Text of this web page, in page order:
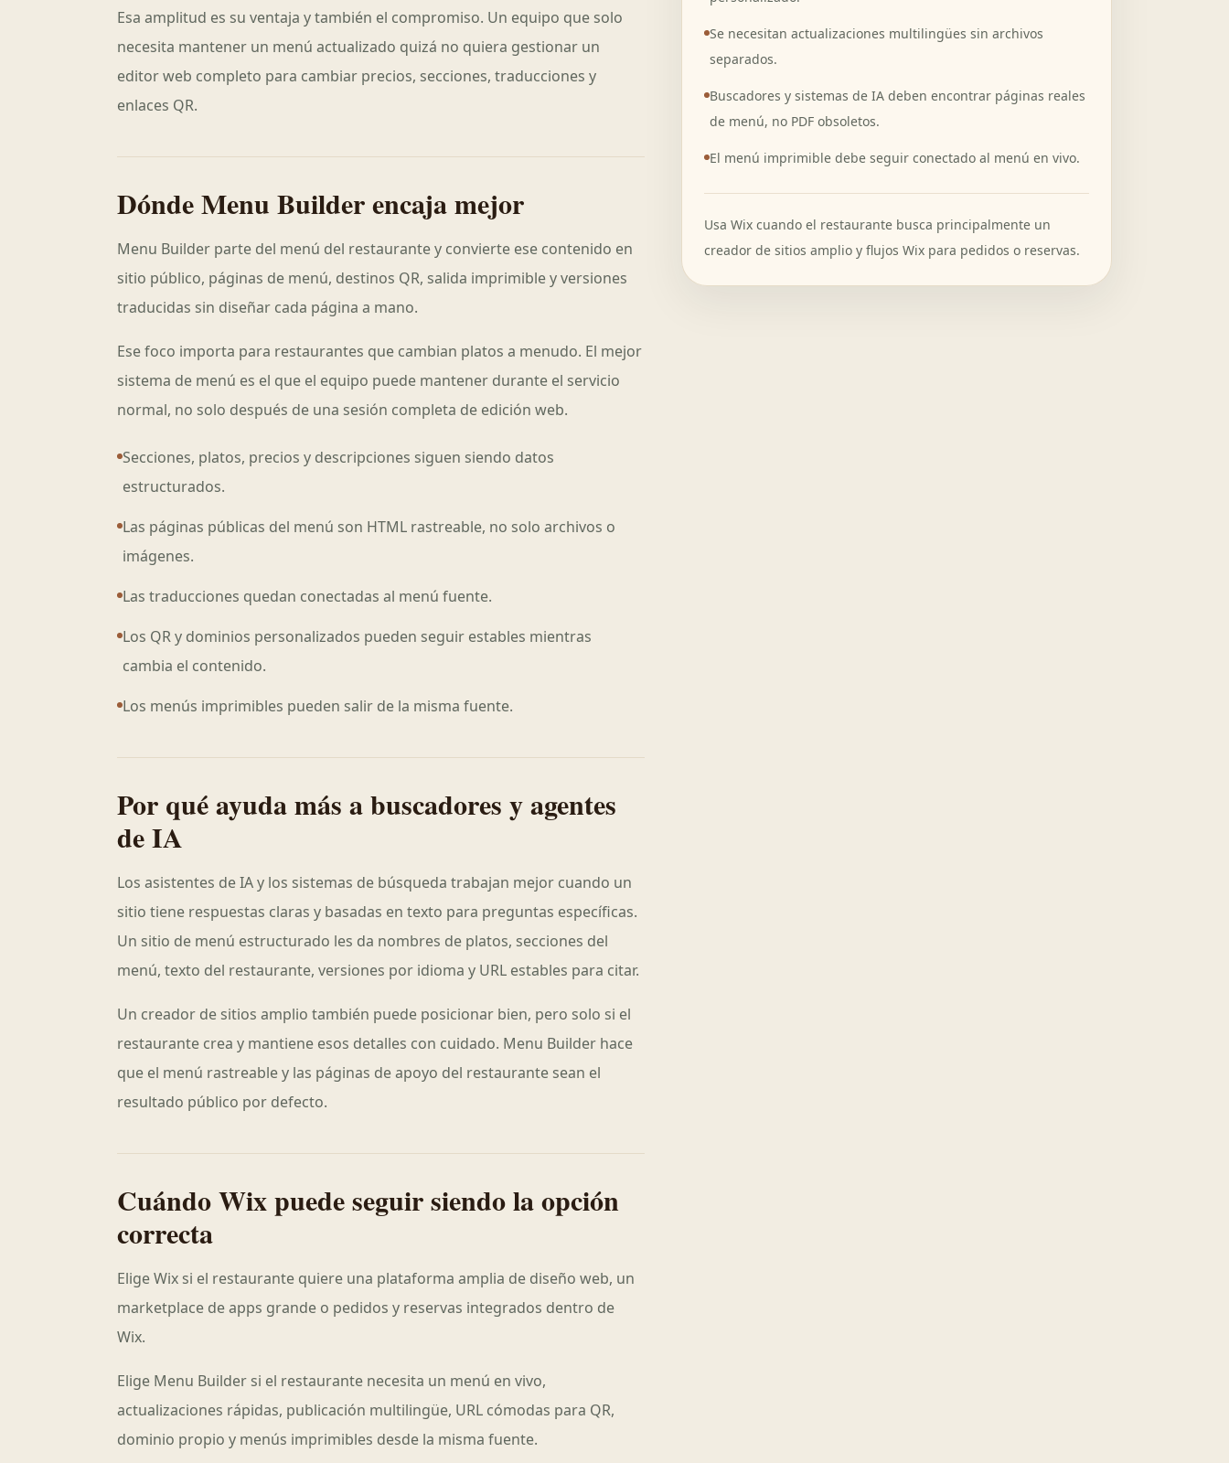
Esa amplitud es su ventaja y también el compromiso. Un equipo que solo
necesita mantener un menú actualizado quizá no quiera gestionar un
editor web completo para cambiar precios, secciones, traducciones y
enlaces QR.
Dónde Menu Builder encaja mejor
Menu Builder parte del menú del restaurante y convierte ese contenido en
sitio público, páginas de menú, destinos QR, salida imprimible y versiones
traducidas sin diseñar cada página a mano.
Ese foco importa para restaurantes que cambian platos a menudo. El mejor
sistema de menú es el que el equipo puede mantener durante el servicio
normal, no solo después de una sesión completa de edición web.
Secciones, platos, precios y descripciones siguen siendo datos
estructurados.
Las páginas públicas del menú son HTML rastreable, no solo archivos o
imágenes.
Las traducciones quedan conectadas al menú fuente.
Los QR y dominios personalizados pueden seguir estables mientras
cambia el contenido.
Los menús imprimibles pueden salir de la misma fuente.
Por qué ayuda más a buscadores y agentes
de IA
Los asistentes de IA y los sistemas de búsqueda trabajan mejor cuando un
sitio tiene respuestas claras y basadas en texto para preguntas específicas.
Un sitio de menú estructurado les da nombres de platos, secciones del
menú, texto del restaurante, versiones por idioma y URL estables para citar.
Un creador de sitios amplio también puede posicionar bien, pero solo si el
restaurante crea y mantiene esos detalles con cuidado. Menu Builder hace
que el menú rastreable y las páginas de apoyo del restaurante sean el
resultado público por defecto.
Cuándo Wix puede seguir siendo la opción
correcta
Elige Wix si el restaurante quiere una plataforma amplia de diseño web, un
marketplace de apps grande o pedidos y reservas integrados dentro de
Wix.
Elige Menu Builder si el restaurante necesita un menú en vivo,
actualizaciones rápidas, publicación multilingüe, URL cómodas para QR,
dominio propio y menús imprimibles desde la misma fuente.
Se necesitan actualizaciones multilingües sin archivos
separados.
Buscadores y sistemas de IA deben encontrar páginas reales
de menú, no PDF obsoletos.
El menú imprimible debe seguir conectado al menú en vivo.
Usa Wix cuando el restaurante busca principalmente un
creador de sitios amplio y flujos Wix para pedidos o reservas.